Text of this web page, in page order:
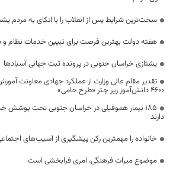
سخت‌ترین شرایط پس از انقلاب را با اتکای به مردم
هفته دولت بهترین فرصت برای تبیین خدمات نظام
یشتازی خراسان جنوبی در پرونده ثبت جهانی آسبادها
تقدیر مقام عالی وزارت از عملکرد جهادی معاونت
۴۶۰۰ دانش‌آموز زیر چتر «طرح حامی»
۱۸۵ بیمار هموفیلی در خراسان جنوبی تحت پوشش
دارند
خانواده را مهمترین رکن پیشگیری از آسیب‌های
موضوع میراث فرهنگی، امری فرابخشی است